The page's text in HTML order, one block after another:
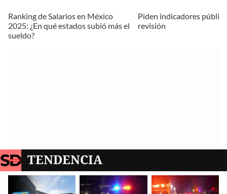
Ranking de Salarios en México
2025: ¿En qué estados subió más el
sueldo?
Piden indicadores
revisión
TENDENCIA